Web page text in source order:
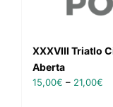
XXXVIII Triatlo
Aberta
15,00€ – 21,00€